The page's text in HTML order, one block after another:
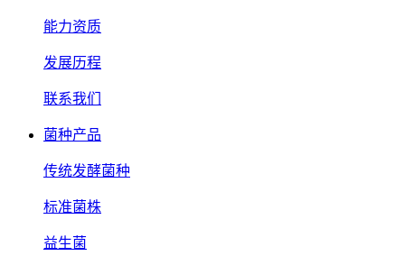
能力资质
发展历程
联系我们
菌种产品
传统发酵菌种
标准菌株
益生菌